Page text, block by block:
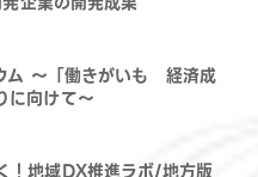
ム ～「働きがいも 経済成
に向けて～
！地域DX推進ラボ/地方版